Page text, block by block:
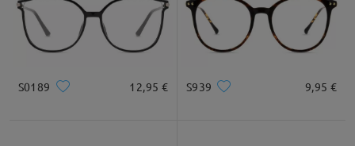
Cuadrada Redondo Corazón Diamante Ovalado
S0189 12,95 € S939 9,95 €